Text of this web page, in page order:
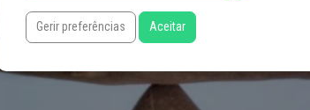
Gerir preferências Aceitar